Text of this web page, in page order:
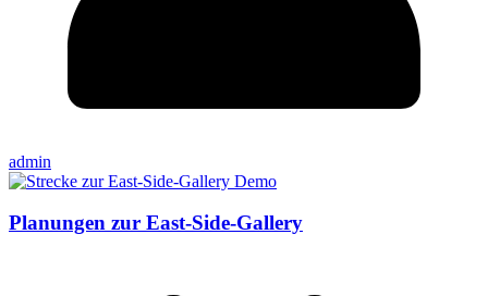
admin
Planungen zur East-Side-Gallery